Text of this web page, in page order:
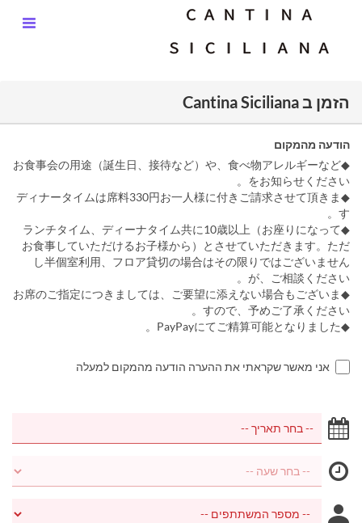
הזמן ב Cantina Siciliana
הודעה מהמקום
◆お食事会の用途（誕生日、接待など）や、食べ物アレルギーなど
をお知らせください。
◆ディナータイムは席料330円お一人様に付きご請求させて頂きま
す。
◆ランチタイム、ディーナタイム共に10歳以上（お座りになって
お食事していただけるお子様から）とさせていただきます。ただ
し半個室利用、フロア貸切の場合はその限りではございません
が、ご相談ください。
◆お席のご指定につきましては、ご要望に添えない場合もございま
すので、予めご了承ください。
◆PayPayにてご精算可能となりました。
אני מאשר שקראתי את ההערה הודעה מהמקום למעלה